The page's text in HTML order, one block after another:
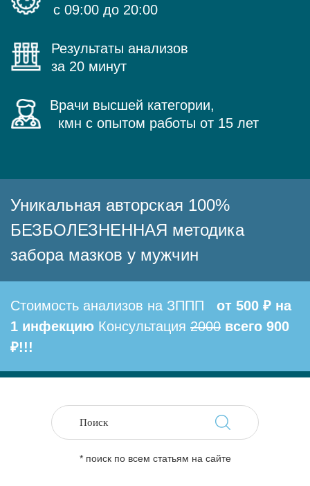
с 09:00 до 20:00
Результаты анализов
за 20 минут
Врачи высшей категории,
кмн с опытом работы от 15 лет
Уникальная авторская 100%
БЕЗБОЛЕЗНЕННАЯ методика
забора мазков у мужчин
Стоимость анализов на ЗППП
от 500 ₽ на
1 инфекцию Консультация 2000 всего 900
₽!!!
* поиск по всем статьям на сайте